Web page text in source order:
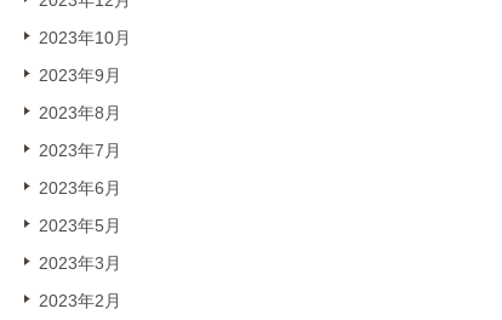
2023年10月
2023年9月
2023年8月
2023年7月
2023年6月
2023年5月
2023年3月
2023年2月